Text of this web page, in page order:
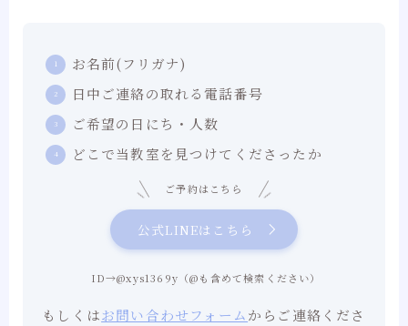
お名前(フリガナ)
日中ご連絡の取れる電話番号
ご希望の日にち・人数
どこで当教室を見つけてくださったか
ご予約はこちら
公式LINEはこちら
ID→@xys1369y（@も含めて検索ください）
もしくはお問い合わせフォームからご連絡くださ